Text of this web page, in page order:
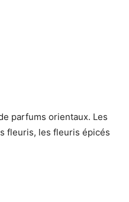
parfums orientaux. Les
fleuris, les fleuris épicés